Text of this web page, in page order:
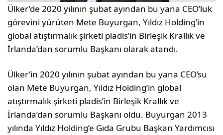
Ülker’de 2020 yılının şubat ayından bu yana CEO’luk
görevini yürüten Mete Buyurgan, Yıldız Holding’in
global atıştırmalık şirketi pladis’in Birleşik Krallık ve
İrlanda’dan sorumlu Başkanı olarak atandı.
Ülker’in 2020 yılının şubat ayından bu yana CEO’su
olan Mete Buyurgan, Yıldız Holding’in global
atıştırmalık şirketi pladis’in Birleşik Krallık ve
İrlanda’dan sorumlu Başkanı oldu. Buyurgan 2013
yılında Yıldız Holding’e Gıda Grubu Başkan Yardımcısı